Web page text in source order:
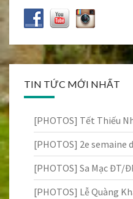
TIN TỨC MỚI NHẤT
[PHOTOS] Tết Thiếu
[PHOTOS] 2e semaine
[PHOTOS] Sa Mạc ĐT/
[PHOTOS] Lễ Quàng